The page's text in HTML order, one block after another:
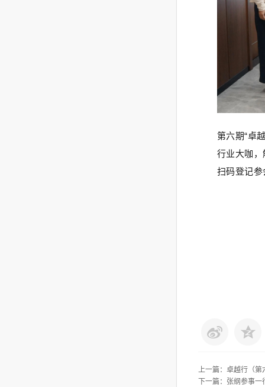
第六期“卓
行业大咖
扫码登记
上一篇： 卓越行（第
下一篇： 张纲参事一